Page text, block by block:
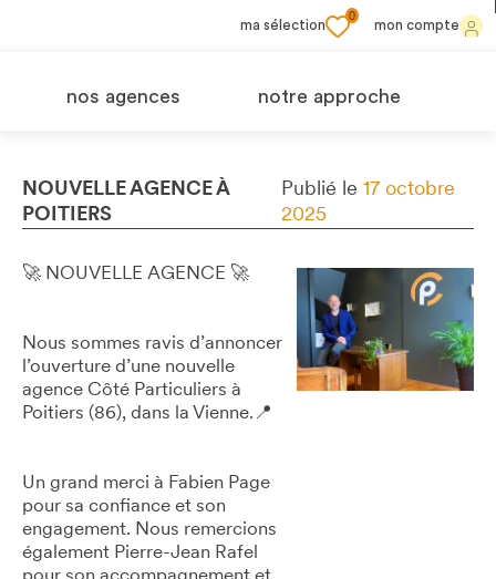
ma sélection
0
mon compte
nos agences notre approche
NOUVELLE AGENCE À
POITIERS
Publié le 17 octobre
2025
🚀 NOUVELLE AGENCE 🚀
Nous sommes ravis d’annoncer
l’ouverture d’une nouvelle
agence Côté Particuliers à
Poitiers (86), dans la Vienne.📍
Un grand merci à Fabien Page
pour sa confiance et son
engagement. Nous remercions
également Pierre-Jean Rafel